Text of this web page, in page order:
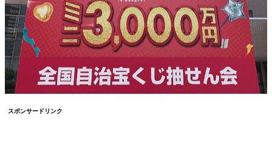
スポンサードリンク